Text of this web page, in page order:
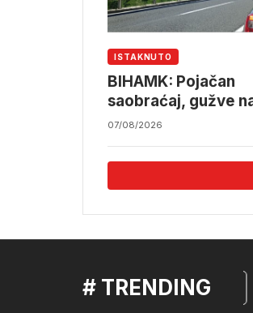
ISTAKNUTO
BIHAMK: Pojačan
saobraćaj, gužve
granicama
07/08/2026
# TRENDING
mostar